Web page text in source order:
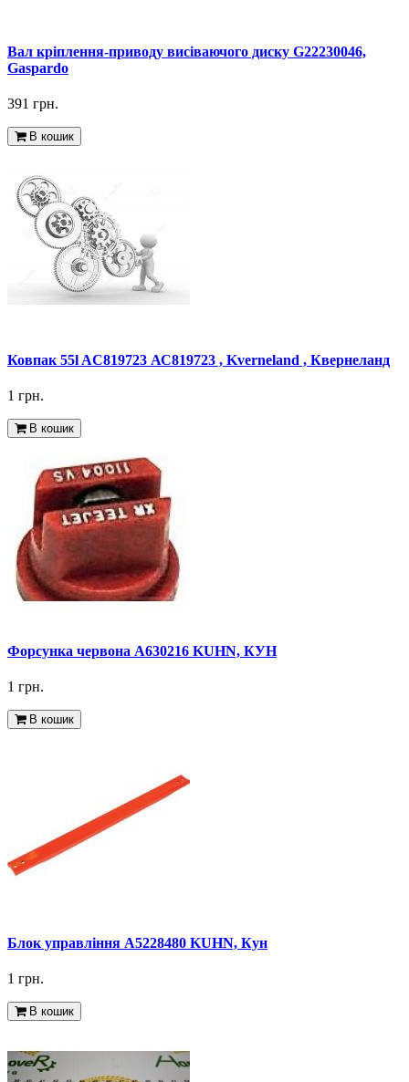
Вал кріплення-приводу висіваючого диску G22230046,
Gaspardo
391 грн.
В кошик
Ковпак 55l AC819723 АС819723 , Kverneland , Квернеланд
1 грн.
В кошик
Форсунка червона A630216 KUHN, КУН
1 грн.
В кошик
Блок управління A5228480 KUHN, Кун
1 грн.
В кошик